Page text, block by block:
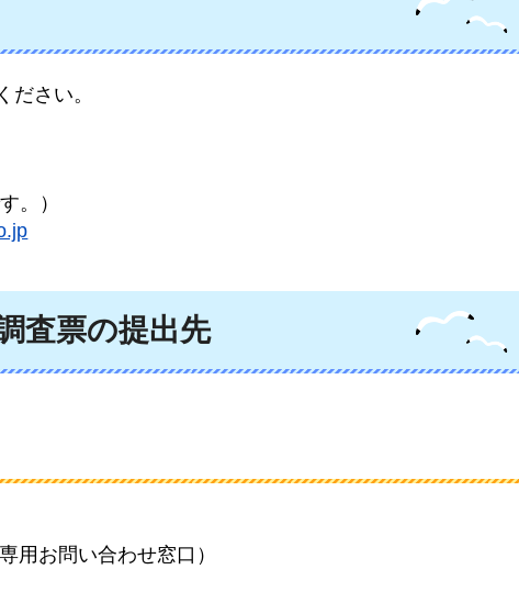
さい。
。）
査票の提出先
用お問い合わせ窓口）